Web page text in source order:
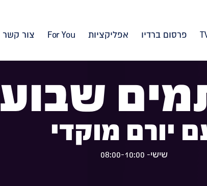
פרסום ברדיו אפליקציות For You צור קשר
שבוע
יורם מוקדי
שישי- 08:00-10:00